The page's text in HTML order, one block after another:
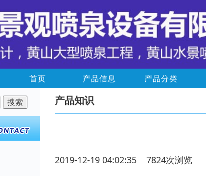
首页 产品信息 产品分类
产品知识
2019-12-19 04:02:35 7824次浏览